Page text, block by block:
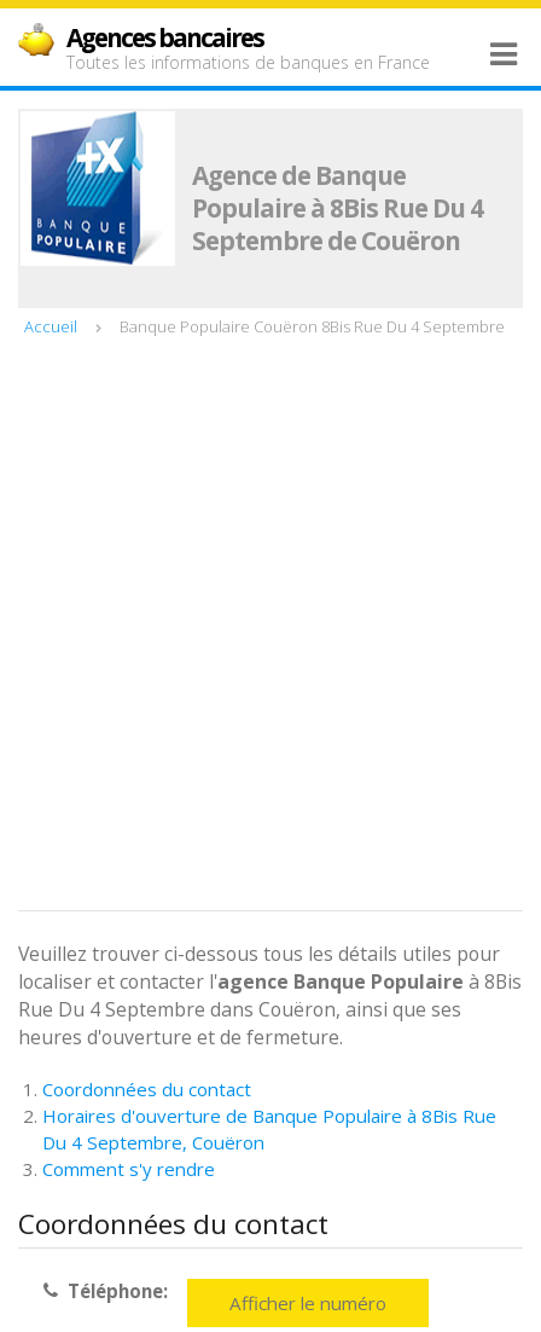
Agences bancaires
Toutes les informations de banques en France
Agence de Banque
Populaire à 8Bis Rue Du 4
Septembre de Couëron
Accueil Banque Populaire Couëron 8Bis Rue Du 4 Septembre
Veuillez trouver ci-dessous tous les détails utiles pour
localiser et contacter l'agence Banque Populaire à 8Bis
Rue Du 4 Septembre dans Couëron, ainsi que ses
heures d'ouverture et de fermeture.
Coordonnées du contact
Horaires d'ouverture de Banque Populaire à 8Bis Rue
Du 4 Septembre, Couëron
Comment s'y rendre
Coordonnées du contact
Téléphone: Afficher le numéro